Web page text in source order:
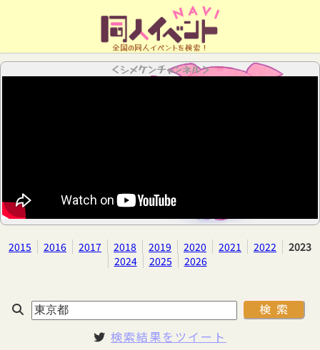
全国の同人イベントを検索！
＜シメケンチャンネル＞
2015 2016 2017 2018 2019 2020 2021 2022
2023
2024
2025 2026
検索結果をツイート